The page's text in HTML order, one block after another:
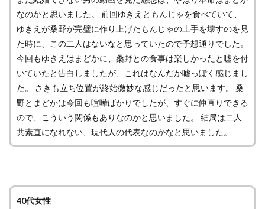
なのかと思いました。 前回ゆきえともんじゃを食べていて、
ゆきえが桑野が完璧に作り上げたもんじゃの土手を壊すのを見
た時に、この二人はないなと思っていたので予想通りでした。
今回もゆきえはまどかに、桑野との食事は楽しかったと嘘を付
いていたと告白しましたが、これはなんだか嘘っぽく感じまし
た。 さきも立ち位置が終始微妙な感じだったと思います。 桑
野とまどかは今回も喧嘩ばかりでしたが、すぐに仲直りできる
ので、こういう関係もありなのかと思いました。 結局は二人
共素直になれない、現代人の代表なのかなと思いました。
40代女性